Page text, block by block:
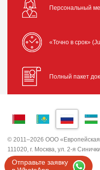
Отправьте заявку
Персональный
«Точно в срок»
Полный пакет
© 2011–2026 ООО «Европейская
111020, г. Москва, ул. 2-я
помещение I, комната 5